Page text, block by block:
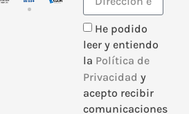
He podido
leer y entiendo
la Política de
Privacidad y
acepto recibir
comunicaciones